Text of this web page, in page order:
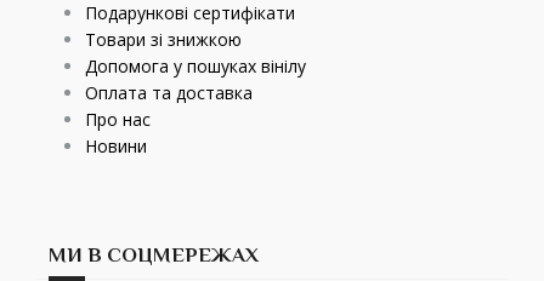
Подарункові сертифікати
Товари зі знижкою
Допомога у пошуках вінілу
Оплата та доставка
Про нас
Новини
МИ В СОЦМЕРЕЖАХ